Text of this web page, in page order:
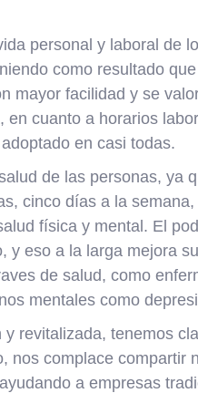
personal y laboral de
como resultado
mayor facilidad y se
cuanto a horarios
en casi todas.
de las personas, ya
cinco días a la
física y mental. El
y eso a la larga mejora
de salud, como
mentales como
revitalizada, tenemos
nos complace compartir
a empresas